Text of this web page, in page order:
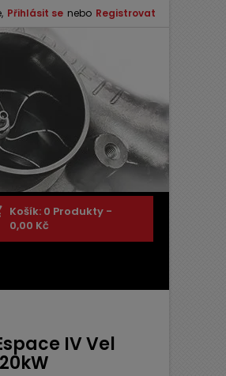
Přihlásit se nebo Registrovat
Košík: 0 Produkty -
0,00 Kč
IV Vel